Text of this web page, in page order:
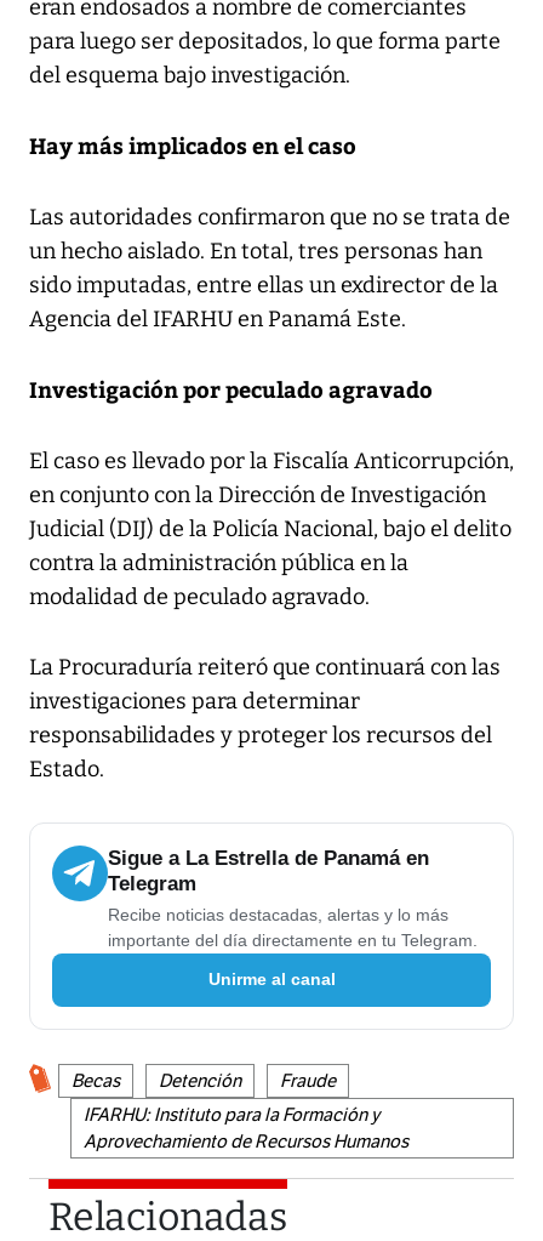
eran endosados a nombre de comerciantes
para luego ser depositados, lo que forma parte
del esquema bajo investigación.
Hay más implicados en el caso
Las autoridades confirmaron que no se trata de
un hecho aislado. En total, tres personas han
sido imputadas, entre ellas un exdirector de la
Agencia del IFARHU en Panamá Este.
Investigación por peculado agravado
El caso es llevado por la Fiscalía Anticorrupción,
en conjunto con la Dirección de Investigación
Judicial (DIJ) de la Policía Nacional, bajo el delito
contra la administración pública en la
modalidad de peculado agravado.
La Procuraduría reiteró que continuará con las
investigaciones para determinar
responsabilidades y proteger los recursos del
Estado.
Sigue a La Estrella de Panamá en
Telegram
Recibe noticias destacadas, alertas y lo más
importante del día directamente en tu Telegram.
Unirme al canal
Becas Detención
Fraude
IFARHU: Instituto para la Formación y
Aprovechamiento de Recursos Humanos
Relacionadas